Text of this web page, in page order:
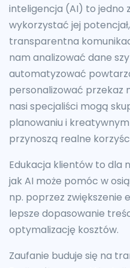
inteligencja (AI) to jedno
wykorzystać jej
transparentna
nam analizować dane
automatyzować
personalizować przekaz
nasi specjaliści mogą
planowaniu i
przynoszą realne
Edukacja klientów to dla
jak AI może pomóc w
np. poprzez zwiększenie
lepsze dopasowanie
optymalizację kosztów.
Zaufanie buduje się na